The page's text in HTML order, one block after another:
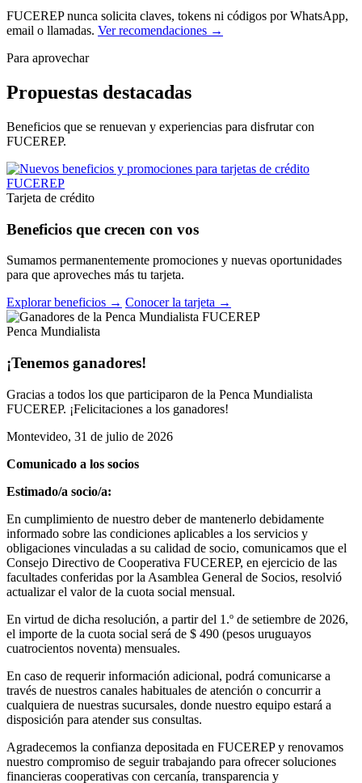
FUCEREP nunca solicita claves, tokens ni códigos por WhatsApp,
email o llamadas. Ver recomendaciones →
Para aprovechar
Propuestas destacadas
Beneficios que se renuevan y experiencias para disfrutar con
FUCEREP.
Tarjeta de crédito
Beneficios que crecen con vos
Sumamos permanentemente promociones y nuevas oportunidades
para que aproveches más tu tarjeta.
Explorar beneficios → Conocer la tarjeta →
Penca Mundialista
¡Tenemos ganadores!
Gracias a todos los que participaron de la Penca Mundialista
FUCEREP. ¡Felicitaciones a los ganadores!
Montevideo, 31 de julio de 2026
Comunicado a los socios
Estimado/a socio/a:
En cumplimiento de nuestro deber de mantenerlo debidamente
informado sobre las condiciones aplicables a los servicios y
obligaciones vinculadas a su calidad de socio, comunicamos que el
Consejo Directivo de Cooperativa FUCEREP, en ejercicio de las
facultades conferidas por la Asamblea General de Socios, resolvió
actualizar el valor de la cuota social mensual.
En virtud de dicha resolución, a partir del 1.º de setiembre de 2026,
el importe de la cuota social será de $ 490 (pesos uruguayos
cuatrocientos noventa) mensuales.
En caso de requerir información adicional, podrá comunicarse a
través de nuestros canales habituales de atención o concurrir a
cualquiera de nuestras sucursales, donde nuestro equipo estará a
disposición para atender sus consultas.
Agradecemos la confianza depositada en FUCEREP y renovamos
nuestro compromiso de seguir trabajando para ofrecer soluciones
financieras cooperativas con cercanía, transparencia y